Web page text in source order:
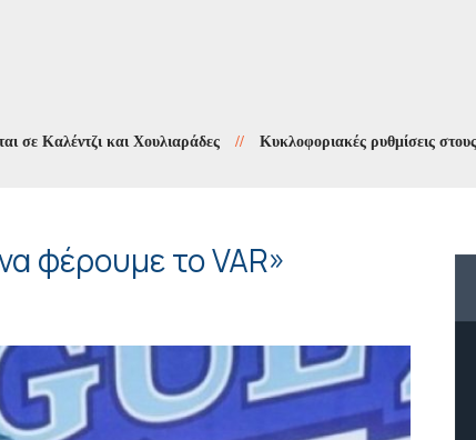
και Χουλιαράδες // Κυκλοφοριακές ρυθμίσεις στους
φέρουμε το VAR»